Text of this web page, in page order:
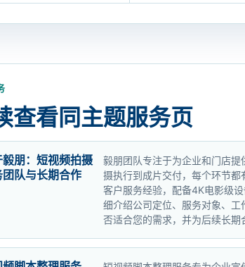
查看同主题服务页
毅朋：短视频拍摄
团队与长期合作
毅朋团队专注于为企业和门店
摄执行到成片交付，每个环节
客户服务经验，配备4K电影级
细介绍公司定位、服务对象、
否适合您的需求，并为后续长期